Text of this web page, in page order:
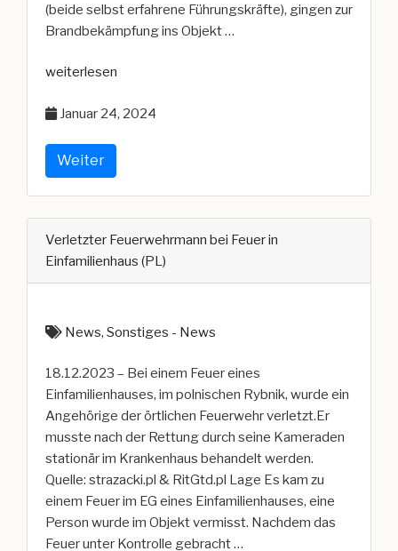
(beide selbst erfahrene Führungskräfte), gingen zur
Brandbekämpfung ins Objekt …
„Zwei
Feuerwehrleute
Wohnhausbrand
in
Kreuztal
(NRW)“
weiterlesen
Januar 24, 2024
Weiter
Verletzter Feuerwehrmann bei Feuer in
Einfamilienhaus (PL)
News, Sonstiges - News
18.12.2023 – Bei einem Feuer eines
Einfamilienhauses, im polnischen Rybnik, wurde ein
Angehörige der örtlichen Feuerwehr verletzt.Er
musste nach der Rettung durch seine Kameraden
stationär im Krankenhaus behandelt werden.
Quelle: strazacki.pl & RitGtd.pl Lage Es kam zu
einem Feuer im EG eines Einfamilienhauses, eine
Person wurde im Objekt vermisst. Nachdem das
Feuer unter Kontrolle gebracht …